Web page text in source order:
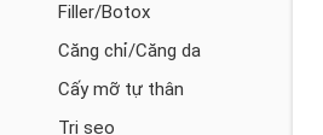
Filler/Botox
Căng chỉ/Căng da
Cấy mỡ tự thân
Trị sẹo